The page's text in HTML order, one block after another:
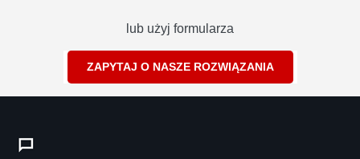
lub użyj formularza
ZAPYTAJ O NASZE ROZWIĄZANIA